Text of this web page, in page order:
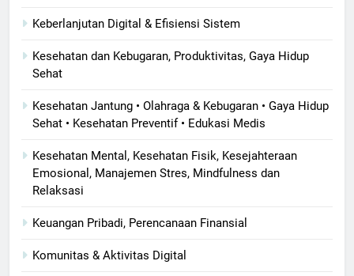
Keberlanjutan Digital & Efisiensi Sistem
Kesehatan dan Kebugaran, Produktivitas, Gaya Hidup
Sehat
Kesehatan Jantung • Olahraga & Kebugaran • Gaya Hidup
Sehat • Kesehatan Preventif • Edukasi Medis
Kesehatan Mental, Kesehatan Fisik, Kesejahteraan
Emosional, Manajemen Stres, Mindfulness dan
Relaksasi
Keuangan Pribadi, Perencanaan Finansial
Komunitas & Aktivitas Digital